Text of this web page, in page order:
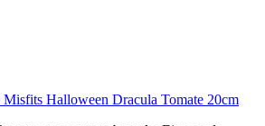
Halloween Dracula Tomate 20cm